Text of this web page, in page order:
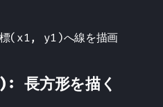
(x1, y1)へ線を描画
方形を描く